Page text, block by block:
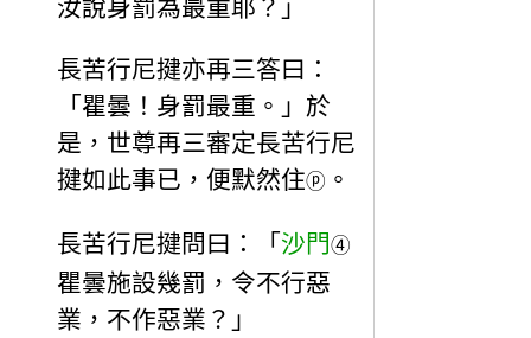
汝說身罰為最重耶？」
長苦行尼揵亦再三答曰：
「瞿曇！身罰最重。」於
是，世尊再三審定長苦行尼
揵如此事已，便默然住ⓟ 。
長苦行尼揵問曰：「 沙門④
瞿曇施設幾罰，令不行惡
業，不作惡業？」